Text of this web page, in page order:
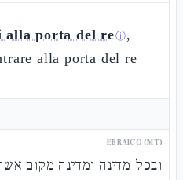
alla porta del reⓘ,
alla porta del re
EBRAICO (MT)
ובכל מדינה ומדינה מקום